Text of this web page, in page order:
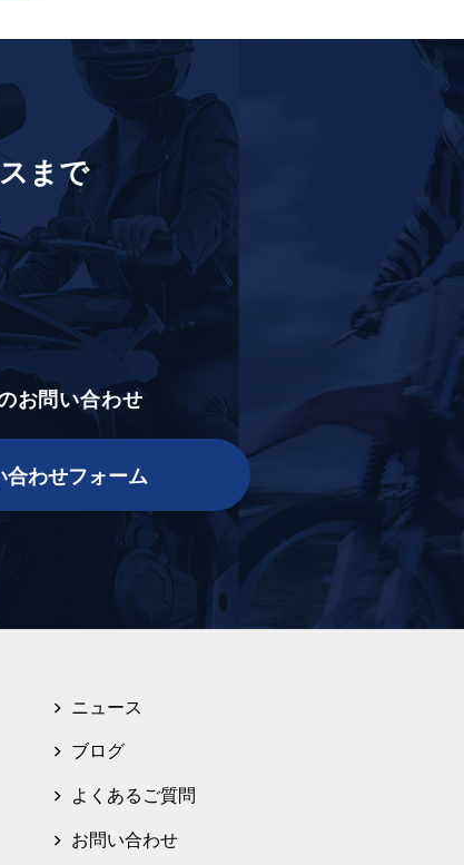
まで
お問い合わせ
合わせフォーム
ニュース
ブログ
よくあるご質問
お問い合わせ